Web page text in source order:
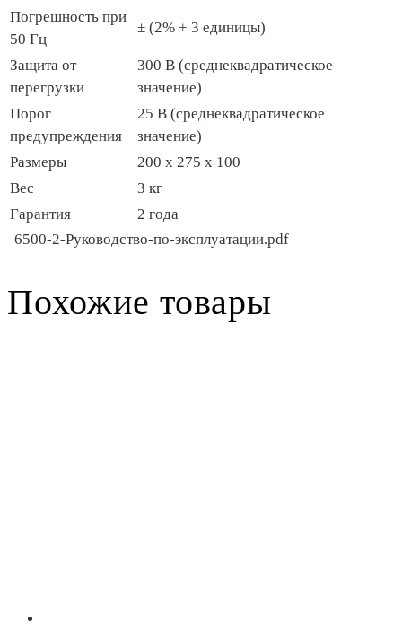
Погрешность при
50 Гц
± (2% + 3 единицы)
Защита от
перегрузки
300 В (среднеквадратическое
значение)
Порог
предупреждения
25 В (среднеквадратическое
значение)
Размеры
200 х 275 х 100
Вес
3 кг
Гарантия
2 года
6500-2-Руководство-по-эксплуатации.pdf
Похожие товары